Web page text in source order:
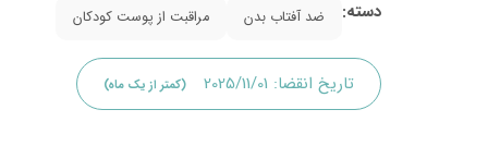
دسته:
ضد آفتاب بدن مراقبت از پوست کودکان
تاریخ انقضا: 2025/11/01 (کمتر از یک ماه)